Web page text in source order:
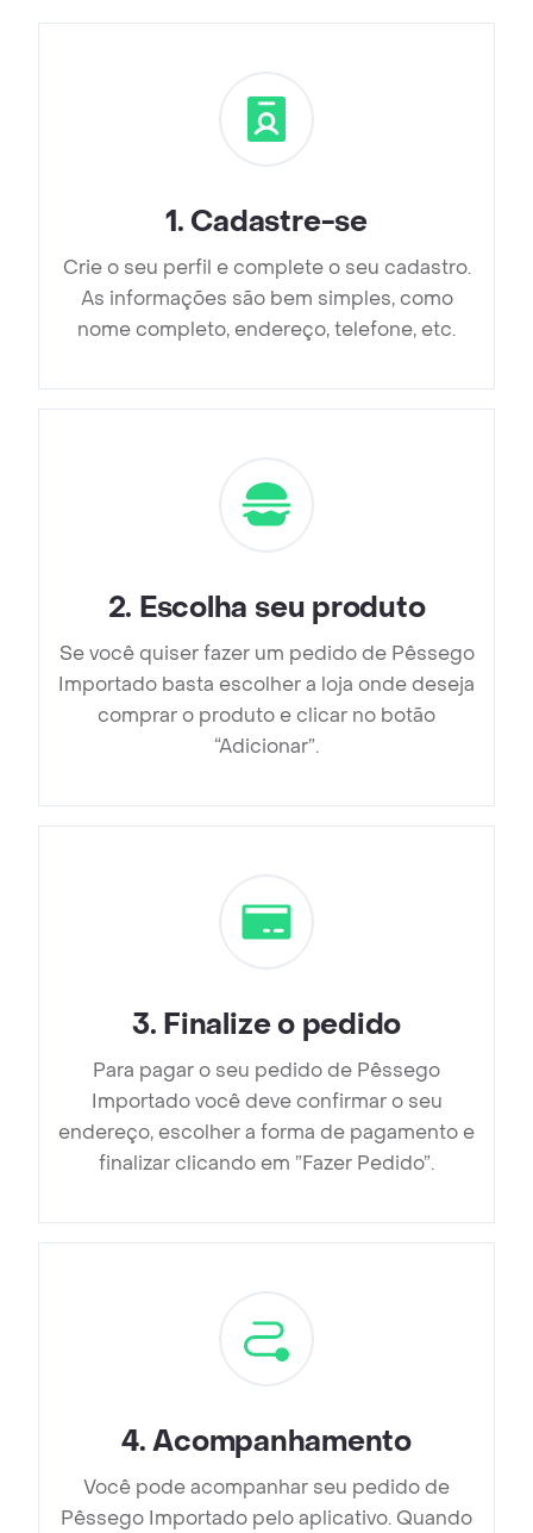
1. Cadastre-se
Crie o seu perfil e complete o seu cadastro.
As informações são bem simples, como
nome completo, endereço, telefone, etc.
2. Escolha seu produto
Se você quiser fazer um pedido de Pêssego
Importado basta escolher a loja onde deseja
comprar o produto e clicar no botão
“Adicionar”.
3. Finalize o pedido
Para pagar o seu pedido de Pêssego
Importado você deve confirmar o seu
endereço, escolher a forma de pagamento e
finalizar clicando em ”Fazer Pedido”.
4.Acompanhamento
Você pode acompanhar seu pedido de
Pêssego Importado pelo aplicativo. Quando